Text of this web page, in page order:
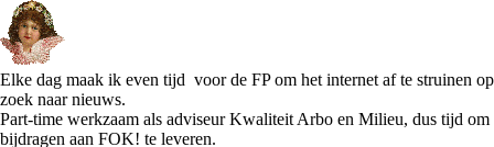
Elke dag maak ik even tijd voor de FP om het internet af te struinen op
zoek naar nieuws.
Part-time werkzaam als adviseur Kwaliteit Arbo en Milieu, dus tijd om
bijdragen aan FOK! te leveren.